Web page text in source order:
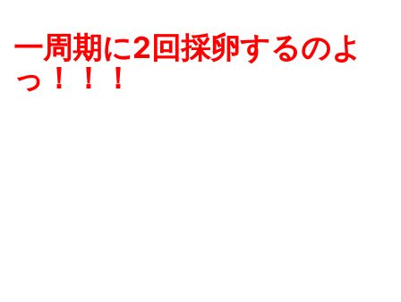
一周期に2回採卵するのよ
っ！！！